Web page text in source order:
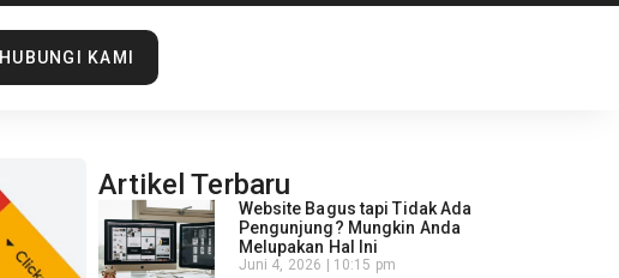
HUBUNGI KAMI
Artikel Terbaru
Website Bagus tapi Tidak Ada
Pengunjung? Mungkin Anda
Melupakan Hal Ini
Juni 4, 2026 10:15 pm